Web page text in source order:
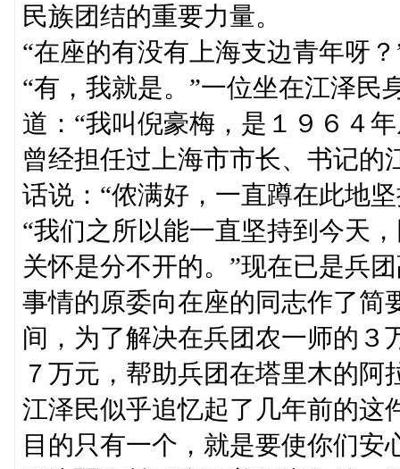
民族团结的重要力量。
“在座的有没有上海支边青年呀
“有，我就是。”一位坐在江泽民
道：“我叫倪豪梅，是１９６４
曾经担任过上海市市长、书记的
话说：“侬满好，一直蹲在此地
“我们之所以能一直坚持到今天
关怀是分不开的。”现在已是兵
事情的原委向在座的同志作了简
间，为了解决在兵团农一师的３
７万元，帮助兵团在塔里木的
江泽民似乎追忆起了几年前的这
目的只有一个，就是要使你们安